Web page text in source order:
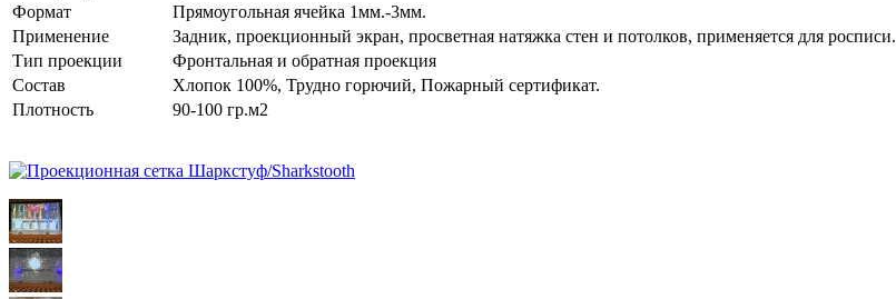
Формат
Прямоугольная ячейка 1мм.-3мм.
Применение
Задник, проекционный экран, просветная натяжка стен и потолков, применяется для росписи.
Тип проекции
Фронтальная и обратная проекция
Состав
Хлопок 100%, Трудно горючий, Пожарный сертификат.
Плотность
90-100 гр.м2